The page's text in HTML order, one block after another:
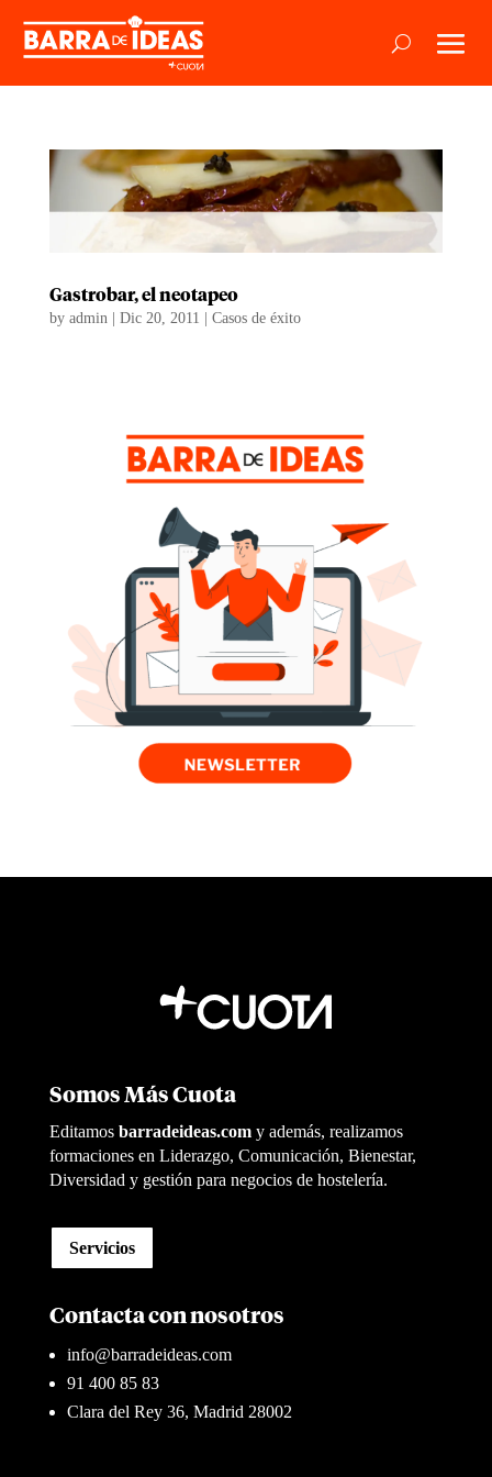
Gastrobar, el neotapeo
by admin| Dic 20, 2011 Casos de éxito
Somos Más Cuota
Editamosbarradeideas.com y además, realizamos
formaciones en Liderazgo, Comunicación, Bienestar,
Diversidad y gestión para negocios de hostelería.
Servicios
Contacta con nosotros
info@barradeideas.com
91 400 85 83
Clara del Rey 36, Madrid 28002